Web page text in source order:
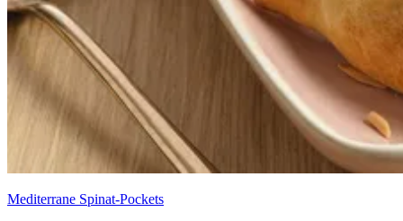
Mediterrane Spinat-Pockets